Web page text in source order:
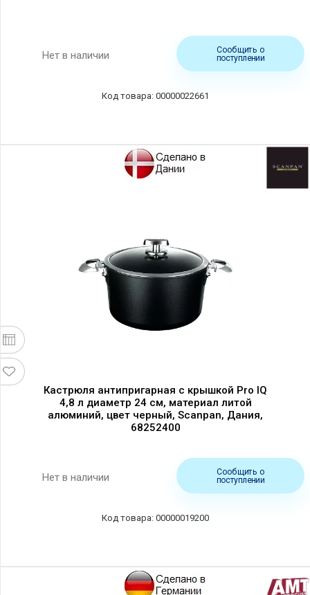
Нет в наличии
Сообщить о
поступлении
00000022661
Кастрюля антипригарная с крышкой Pro IQ
4,8 л диаметр 24 см, материал литой
алюминий, цвет черный, Scanpan, Дания,
68252400
Нет в наличии
Сообщить о
поступлении
00000019200